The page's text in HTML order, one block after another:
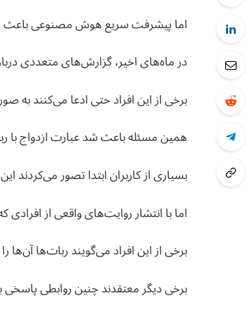
اما پیشرفت سریع هوش مصنوعی باعث
در ماه‌های اخیر، گزارش‌های متعددی
برخی از این افراد حتی ادعا می‌کنند به
همین مسئله باعث شد عبارت ازدواج
بسیاری از کاربران ابتدا تصور می‌کردند
اما با انتشار روایت‌های واقعی از
برخی از این افراد می‌گویند ربات‌ها آن‌ها
برخی دیگر معتقدند چنین روابطی